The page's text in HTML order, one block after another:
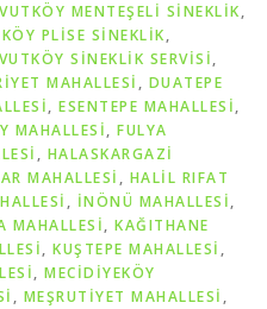
MENTEŞELİ SİNEKLİK,
PLİSE SİNEKLİK,
SİNEKLİK SERVİSİ,
MAHALLESİ , DUATEPE
, ESENTEPE MAHALLESİ,
MAHALLESİ, FULYA
, HALASKARGAZİ
MAHALLESİ , HALİL RIFAT
, İNÖNÜ MAHALLESİ,
MAHALLESİ, KAĞITHANE
, KUŞTEPE MAHALLESİ ,
, MECİDİYEKÖY
, MEŞRUTİYET MAHALLESİ ,